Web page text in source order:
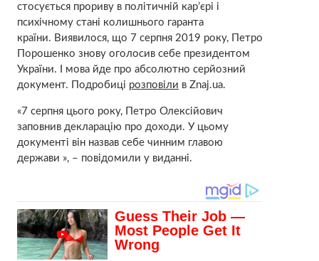
стосується прориву в політичній кар’єрі і
психічному стані колишнього гаранта
країни. Виявилося, що 7 серпня 2019 року, Петро
Порошенко знову оголосив себе президентом
України. І мова йде про абсолютно серйозний
документ. Подробиці розповіли в Znaj.ua.
«7 серпня цього року, Петро Олексійович
заповнив декларацію про доходи. У цьому
документі він назвав себе чинним главою
держави », – повідомили у виданні.